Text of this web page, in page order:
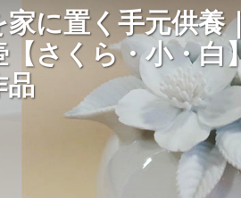
家に置く手元供養
【さくら・小・白
品